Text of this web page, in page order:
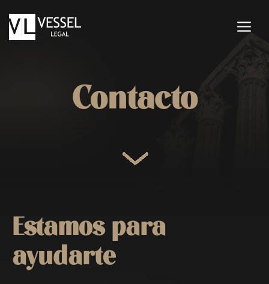
contenido
Contacto
Estamos para
ayudarte